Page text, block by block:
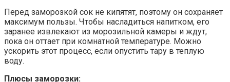
Перед заморозкой сок не кипятят, поэтому он сохраняет
максимум пользы. Чтобы насладиться напитком, его
заранее извлекают из морозильной камеры и ждут,
пока он оттает при комнатной температуре. Можно
ускорить этот процесс, если опустить тару в теплую
воду.
Плюсы заморозки: